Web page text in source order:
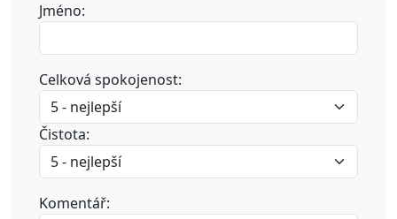
Jméno:
Celková spokojenost:
Čistota:
Komentář: